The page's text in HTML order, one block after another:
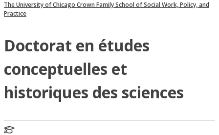
The University of Chicago Crown Family School of Social Work, Policy, and
Practice
Doctorat en études
conceptuelles et
historiques des sciences